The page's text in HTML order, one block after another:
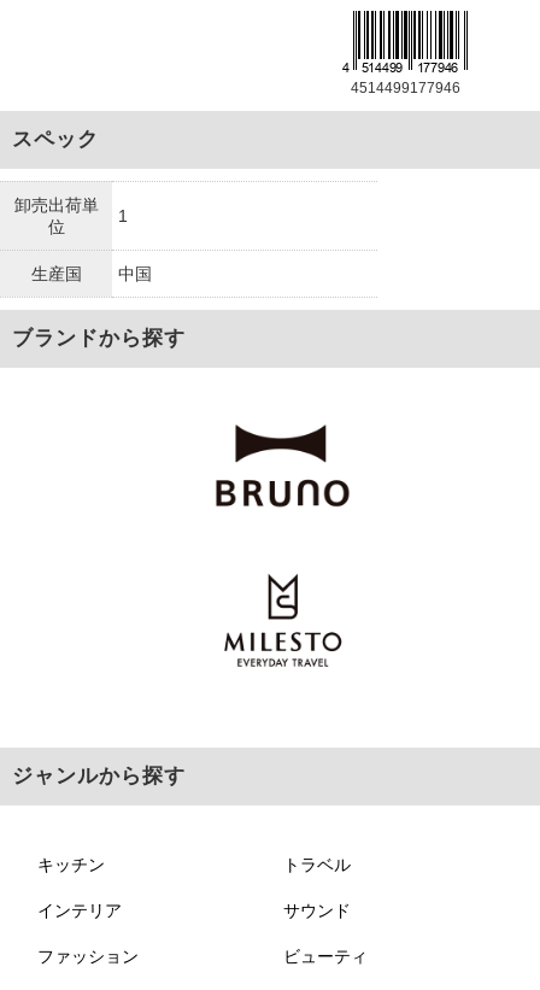
4514499177946
スペック
卸売出荷単
位
1
生産国 中国
ブランドから探す
ジャンルから探す
キッチン トラベル
インテリア サウンド
ファッション ビューティ